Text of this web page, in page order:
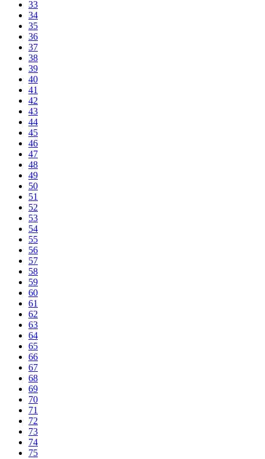
33
34
35
36
37
38
39
40
41
42
43
44
45
46
47
48
49
50
51
52
53
54
55
56
57
58
59
60
61
62
63
64
65
66
67
68
69
70
71
72
73
74
75